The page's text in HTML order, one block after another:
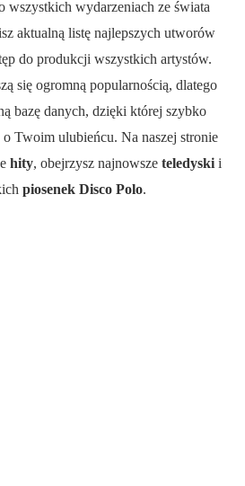
wszystkich wydarzeniach ze świata
aktualną listę najlepszych utworów
do produkcji wszystkich artystów.
się ogromną popularnością, dlatego
bazę danych, dzięki której szybko
Twoim ulubieńcu. Na naszej stronie
hity, obejrzysz najnowsze teledyski i
piosenek Disco Polo.